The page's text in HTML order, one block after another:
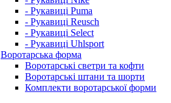
- Рукавиці Puma
- Рукавиці Reusch
- Рукавиці Select
- Рукавиці Uhlsport
Воротарська форма
Воротарські светри та кофти
Воротарські штани та шорти
Комплекти воротарської форми